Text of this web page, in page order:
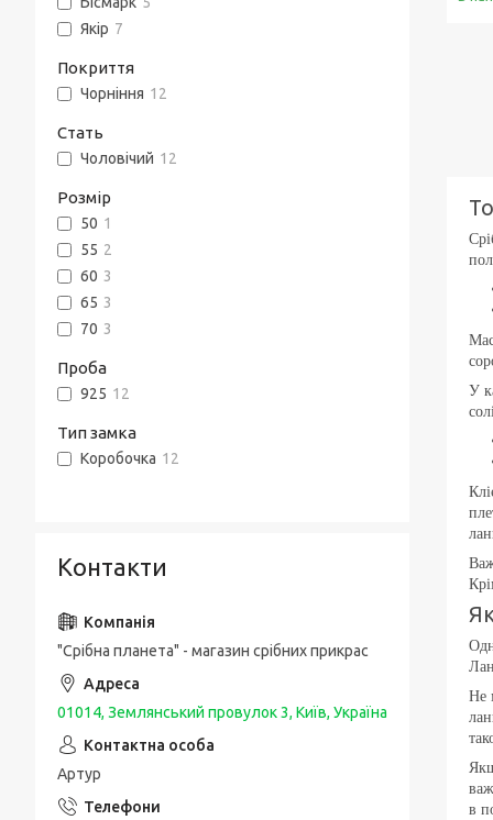
У
Не
в
Якір 7
Покриття
Чорніння 12
Стать
Чоловічий 12
Розмір
50 1
55 2
60 3
65 3
70 3
Проба
925 12
Тип замка
Коробочка 12
Контакти
"Срібна планета" - магазин срібних прикрас
01014, Землянський провулок 3, Київ, Україна
Артур